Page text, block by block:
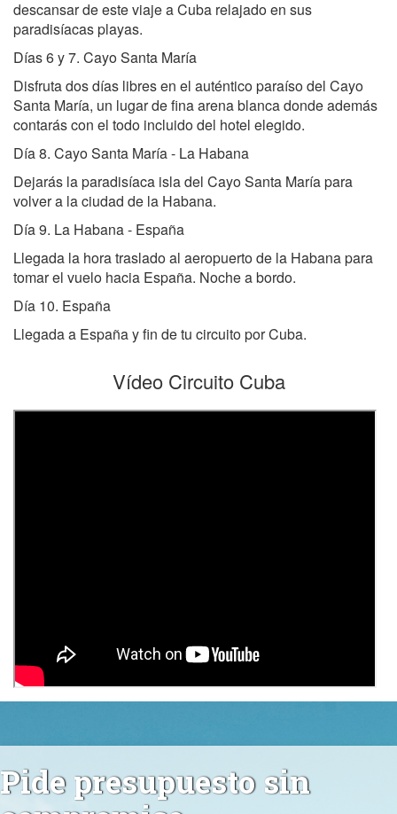
descansar de este viaje a Cuba relajado en sus
paradisíacas playas.
Días 6 y 7. Cayo Santa María
Disfruta dos días libres en el auténtico paraíso del Cayo
Santa María, un lugar de fina arena blanca donde además
contarás con el todo incluido del hotel elegido.
Día 8. Cayo Santa María - La Habana
Dejarás la paradisíaca isla del Cayo Santa María para
volver a la ciudad de la Habana.
Día 9. La Habana - España
Llegada la hora traslado al aeropuerto de la Habana para
tomar el vuelo hacia España. Noche a bordo.
Día 10. España
Llegada a España y fin de tu circuito por Cuba.
Vídeo Circuito Cuba
Pide presupuesto sin